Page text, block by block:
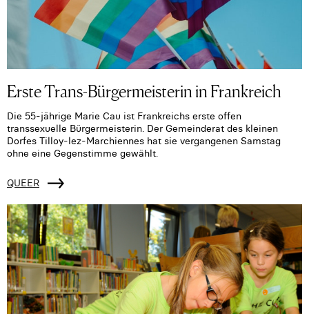
Erste Trans-Bürgermeisterin in Frankreich
Die 55-jährige Marie Cau ist Frankreichs erste offen
transsexuelle Bürgermeisterin. Der Gemeinderat des kleinen
Dorfes Tilloy-lez-Marchiennes hat sie vergangenen Samstag
ohne eine Gegenstimme gewählt.
QUEER